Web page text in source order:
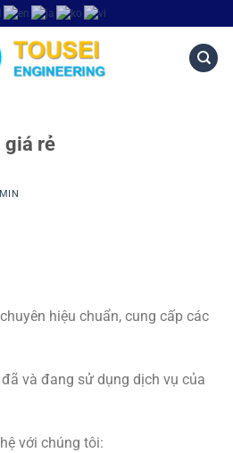
giá rẻ
hiệu chuẩn, cung cấp các
và đang sử dụng dịch vụ của
với chúng tôi: